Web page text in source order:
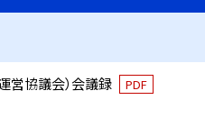
営協議会）会議録 PDF